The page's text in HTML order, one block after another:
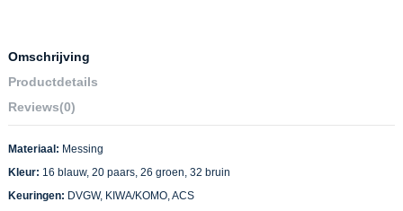
Omschrijving
Productdetails
Reviews(0)
Materiaal: Messing
Kleur: 16 blauw, 20 paars, 26 groen, 32 bruin
Keuringen: DVGW, KIWA/KOMO, ACS